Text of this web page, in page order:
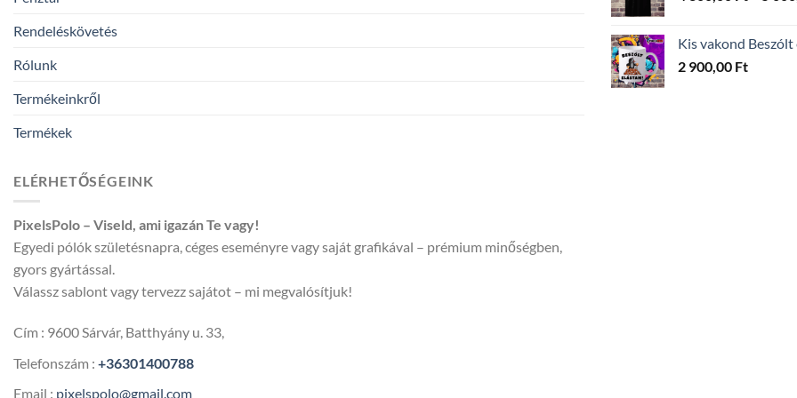
Rendeléskövetés
Rólunk
Termékeinkről
Termékek
Kis vakond Beszólt
2 900,00 Ft
ELÉRHETŐSÉGEINK
PixelsPolo – Viseld, ami igazán Te vagy!
Egyedi pólók születésnapra, céges eseményre vagy saját grafikával – prémium minőségben,
gyors gyártással.
Válassz sablont vagy tervezz sajátot – mi megvalósítjuk!
Cím : 9600 Sárvár, Batthyány u. 33,
Telefonszám : +36301400788
Email : pixelspolo@gmail.com